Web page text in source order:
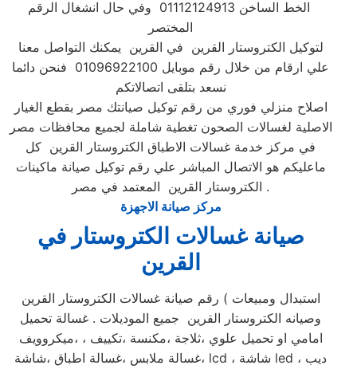
الخط الساخن 01112124913 وفي حال انشغال الرقم
المختصر
لتوكيل الكتروستار القرين في القرين يمكنك التواصل معنا
علي ارقام من خلال رقم موبايل 01096922100 فنحن دائما
نسعد بتلقى اتصالاتكم
اصلاح منزلي فوري من رقم توكيل صيانتك مصر بقطع الغيار
الاصلية لغسالات الصحون تغطية شاملة لجميع محافظات مصر
في مركز خدمة غسالات الاطباق الكتروستار القرين كل
ماعليكم هو الاتصال المباشر علي رقم توكيل صيانة ماكينات
الكتروستار القرين المعتمد في مصر .
مركز صيانة الاجهزة
صيانة غسالات الكتروستار في
القرين
رقم صيانة غسالات الكتروستار القرين ( استبدال ومبيعات
وصيانه الكتروستار القرين جميع الموديلات . غسالة تحميل
امامي او تحميل علوي ،ثلاجة ،مكنسة ،تكييف ، ،ميكروويف
،غسالة ملابس ،غسالة اطباق ،شاشة lcd ، شاشة led ، ديب